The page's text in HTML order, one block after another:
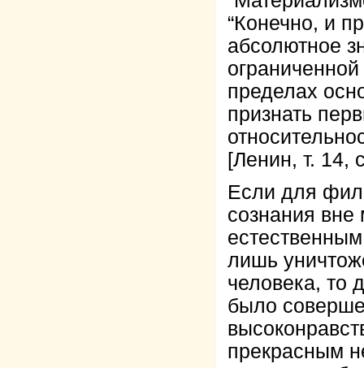
“Конечно, и
абсолютное
пределах
признать
[Ленин, т. 14,
Если для
сознания
лишь
человека, то
было
прекрасным